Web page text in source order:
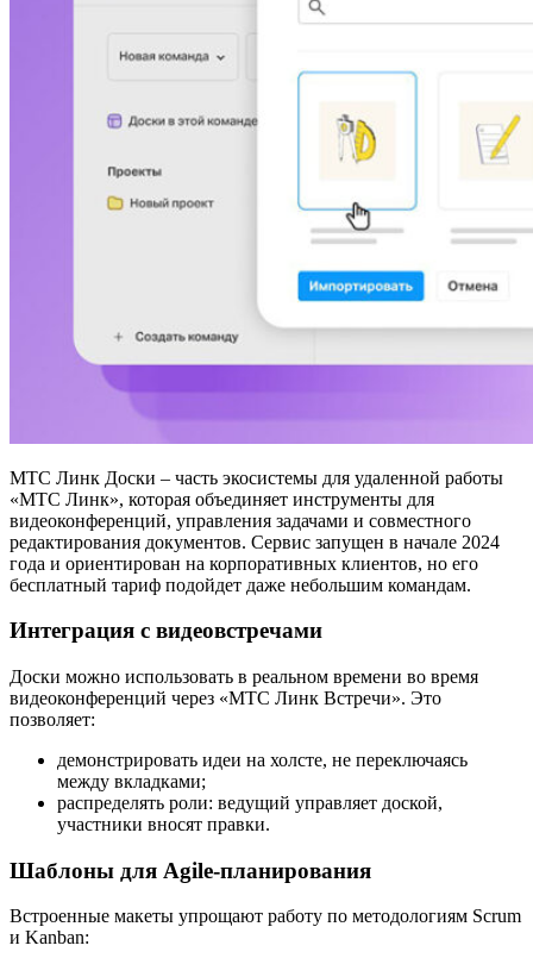
МТС Линк Доски – часть экосистемы для удаленной работы
«МТС Линк», которая объединяет инструменты для
видеоконференций, управления задачами и совместного
редактирования документов. Сервис запущен в начале 2024
года и ориентирован на корпоративных клиентов, но его
бесплатный тариф подойдет даже небольшим командам.
Интеграция с видеовстречами
Доски можно использовать в реальном времени во время
видеоконференций через «МТС Линк Встречи». Это
позволяет:
демонстрировать идеи на холсте, не переключаясь
между вкладками;
распределять роли: ведущий управляет доской,
участники вносят правки.
Шаблоны для Agile-планирования
Встроенные макеты упрощают работу по методологиям Scrum
и Kanban: